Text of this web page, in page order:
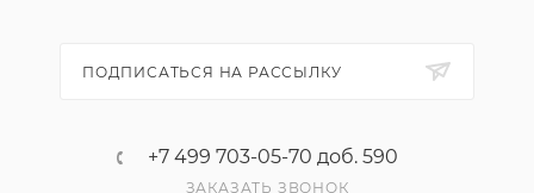
ПОДПИСАТЬСЯ НА РАССЫЛКУ
+7 499 703-05-70 доб. 590
ЗАКАЗАТЬ ЗВОНОК